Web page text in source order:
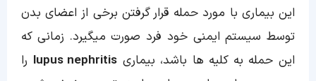
این بیماری با مورد حمله قرار گرفتن برخی از اعضای بدن
توسط سیستم ایمنی خود فرد صورت میگیرد. زمانی که
این حمله به کلیه ها باشد، بیماری lupus nephritis را